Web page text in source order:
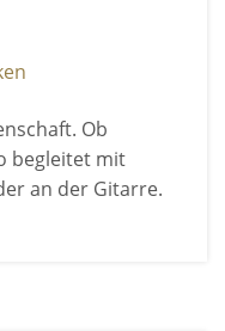
Ob
begleitet mit
an der Gitarre.